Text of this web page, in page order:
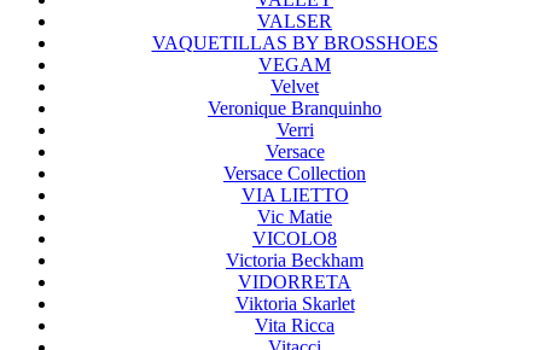
VALSER
VAQUETILLAS BY BROSSHOES
VEGAM
Velvet
Veronique Branquinho
Verri
Versace
Versace Collection
VIA LIETTO
Vic Matie
VICOLO8
Victoria Beckham
VIDORRETA
Viktoria Skarlet
Vita Ricca